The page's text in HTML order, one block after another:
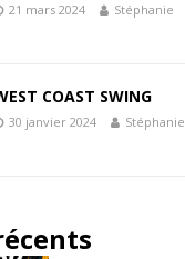
21 mars 2024 Stéphanie
COAST SWING
30 janvier 2024 Stéphanie